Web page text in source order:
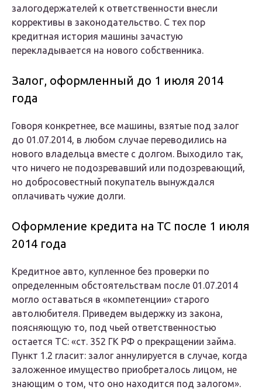
залогодержателей к ответственности внесли
коррективы в законодательство. С тех пор
кредитная история машины зачастую
перекладывается на нового собственника.
Залог, оформленный до 1 июля 2014
года
Говоря конкретнее, все машины, взятые под залог
до 01.07.2014, в любом случае переводились на
нового владельца вместе с долгом. Выходило так,
что ничего не подозревавший или подозревающий,
но добросовестный покупатель вынуждался
оплачивать чужие долги.
Оформление кредита на ТС после 1 июля
2014 года
Кредитное авто, купленное без проверки по
определенным обстоятельствам после 01.07.2014
могло оставаться в «компетенции» старого
автолюбителя. Приведем выдержку из закона,
поясняющую то, под чьей ответственностью
остается ТС: «ст. 352 ГК РФ о прекращении займа.
Пункт 1.2 гласит: залог аннулируется в случае, когда
заложенное имущество приобреталось лицом, не
знающим о том, что оно находится под залогом».